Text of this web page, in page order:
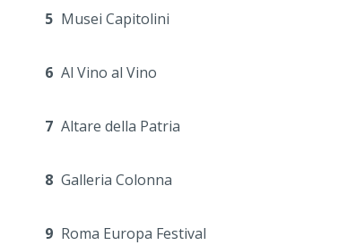
5 Musei Capitolini
6 Al Vino al Vino
7 Altare della Patria
8 Galleria Colonna
9 Roma Europa Festival